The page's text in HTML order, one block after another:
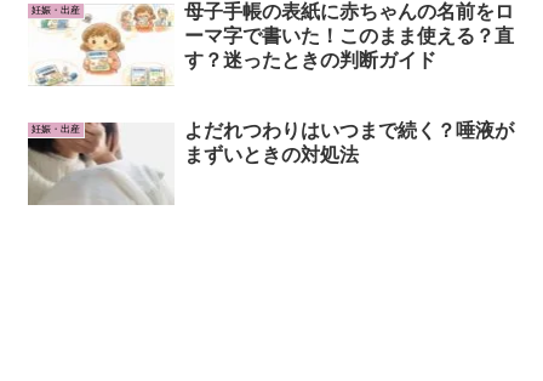
妊娠・出産
母子手帳の表紙に赤ちゃんの名前をロ
ーマ字で書いた！このまま使える？直
す？迷ったときの判断ガイド
妊娠・出産
よだれつわりはいつまで続く？唾液が
まずいときの対処法